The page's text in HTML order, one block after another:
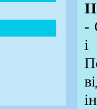
-
і